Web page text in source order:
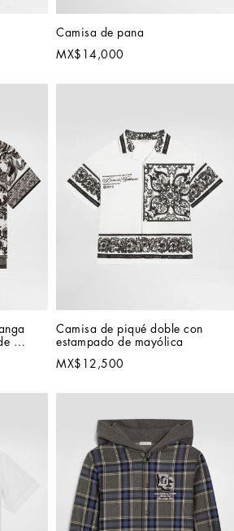
Camisa de pana
MX$14,000
Camisa de piqué doble con
estampado de mayólica
MX$12,500